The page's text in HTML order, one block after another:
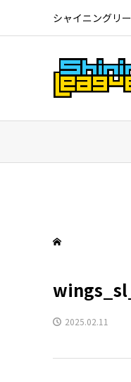
シャイニングリ
2025.02.11